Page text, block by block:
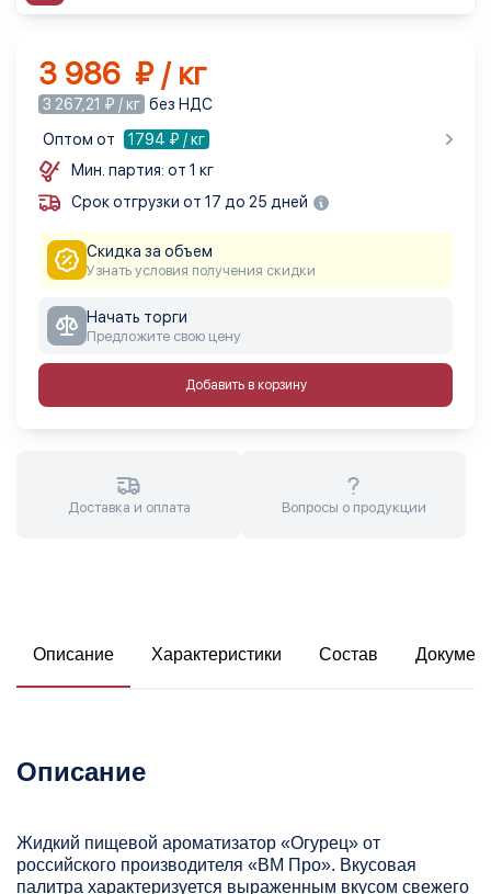
3 986 ₽ / кг
3 267,21 ₽ / кг без НДС
Оптом от
1794 ₽ / кг
Мин. партия: от 1 кг
Срок отгрузки от 17 до 25 дней
Скидка за объем
Узнать условия получения скидки
Начать торги
Предложите свою цену
Добавить в корзину
Доставка и оплата Вопросы о продукции
Описание Характеристики Состав
Описание
Жидкий пищевой ароматизатор «Огурец» от
российского производителя «ВМ Про». Вкусовая
палитра характеризуется выраженным вкусом свежего